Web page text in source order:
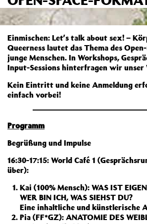
Einmischen: Let’s talk about sex! –
Queerness lautet das Thema des
junge Menschen. In Workshops,
Input-Sessions hinterfragen wir unser
Kein Eintritt und keine Anmeldung
einfach vorbei!
Programm
Begrüßung und Impulse
16:30-17:15: World Café 1
über):
Kai (100% Mensch): WAS IST
WER BIN ICH, WAS SIEHST DU?
Eine inhaltliche und künstlerische
Pia (FF*GZ): ANATOMIE DES